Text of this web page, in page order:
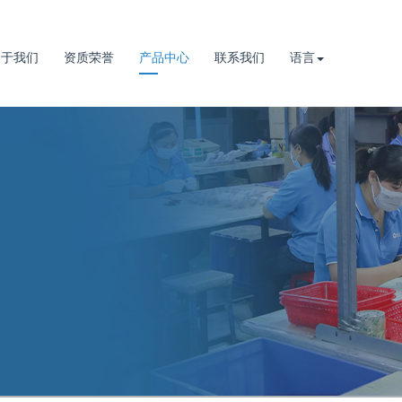
我们 资质荣誉 产品中心 联系我们 语言